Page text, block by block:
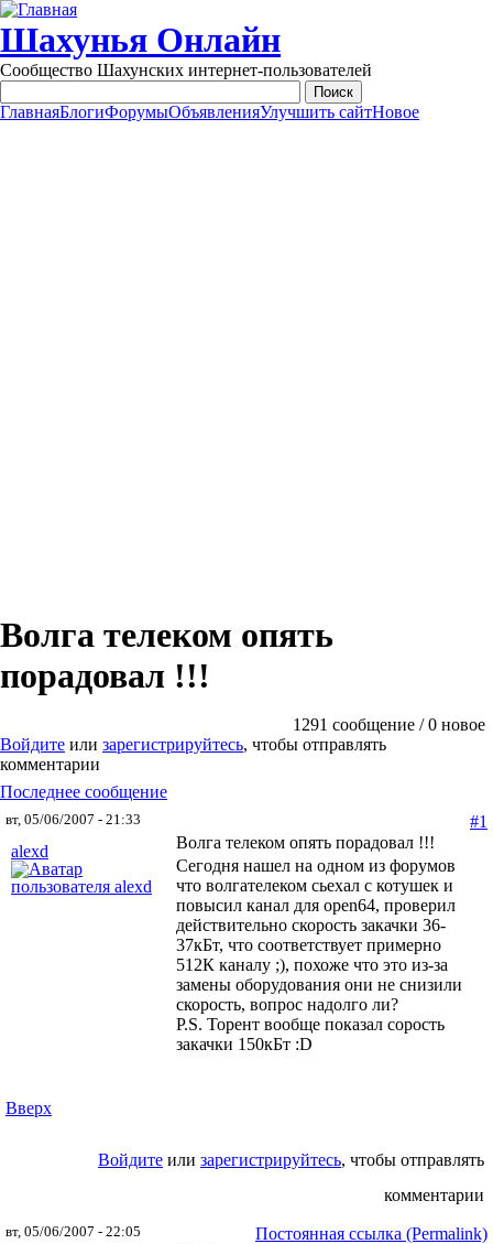
Перейти к основному содержанию
Шахунья Онлайн
Сообщество Шахунских интернет-пользователей
Main menu
ГлавнаяБлогиФорумыОбъявленияУлучшить сайтНовое
Волга телеком опять
порадовал !!!
1291 сообщение / 0 новое
Войдите или зарегистрируйтесь, чтобы отправлять
комментарии
Последнее сообщение
вт, 05/06/2007 - 21:33
#1
alexd
Волга телеком опять порадовал !!!
Сегодня нашел на одном из форумов
что волгателеком сьехал с котушек и
повысил канал для open64, проверил
действительно скорость закачки 36-
37кБт, что соответствует примерно
512К каналу ;), похоже что это из-за
замены оборудования они не снизили
скорость, вопрос надолго ли?
P.S. Торент вообще показал сорость
закачки 150кБт :D
Вверх
Войдите или зарегистрируйтесь, чтобы отправлять
комментарии
вт, 05/06/2007 - 22:05
Постоянная ссылка (Permalink)